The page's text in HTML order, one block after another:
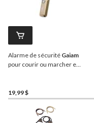
Alarme de sécurité Gaiam
pour courir ou marcher en
19,99 $